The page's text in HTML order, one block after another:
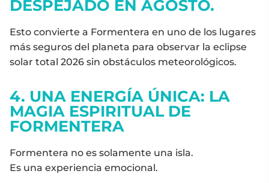
DESPEJADO EN AGOSTO.
Esto convierte a Formentera en uno de los lugares
más seguros del planeta para observar la eclipse
solar total 2026 sin obstáculos meteorológicos.
4. UNA ENERGÍA ÚNICA: LA
MAGIA ESPIRITUAL DE
FORMENTERA
Formentera no es solamente una isla.
Es una experiencia emocional.